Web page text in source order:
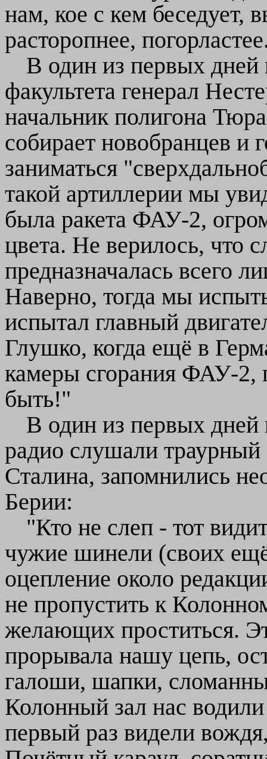
нам, кое с кем беседует,
расторопнее,
В один из первых дней
факультета генерал
начальник полигона
собирает новобранцев и
заниматься
такой артиллерии мы
была ракета ФАУ-2,
цвета. Не верилось, что
предназначалась всего
Наверно, тогда мы
испытал главный
Глушко, когда ещё в
камеры сгорания ФАУ-2,
быть!"
В один из первых
радио слушали
Сталина, запомнились
Берии:
"Кто не слеп - тот
чужие шинели (своих
оцепление около
не пропустить к
желающих проститься.
прорывала нашу цепь,
галоши, шапки,
Колонный зал нас
первый раз видели